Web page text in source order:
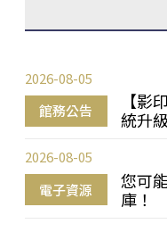
館務公告
【影
統升
2026-08-05
電子資源
您可
庫！
2026-08-05